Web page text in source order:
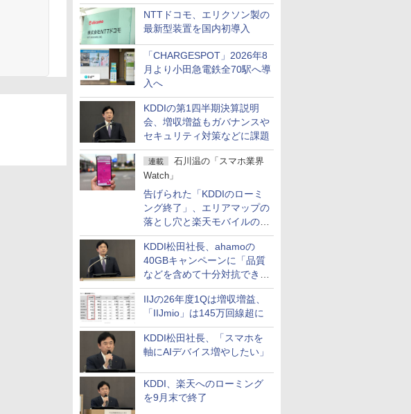
NTTドコモ、エリクソン製の
最新型装置を国内初導入
「CHARGESPOT」2026年8
月より小田急電鉄全70駅へ導
入へ
KDDIの第1四半期決算説明
会、増収増益もガバナンスや
セキュリティ対策などに課題
連載
石川温の「スマホ業界
Watch」
告げられた「KDDIのローミ
ング終了」、エリアマップの
落とし穴と楽天モバイルの課
題
KDDI松田社長、ahamoの
40GBキャンペーンに「品質
などを含めて十分対抗でき
る」
IIJの26年度1Qは増収増益、
「IIJmio」は145万回線超に
KDDI松田社長、「スマホを
軸にAIデバイス増やしたい」
KDDI、楽天へのローミング
を9月末で終了